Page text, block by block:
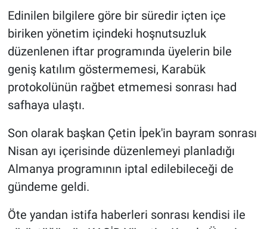
Edinilen bilgilere göre bir süredir içten içe
biriken yönetim içindeki hoşnutsuzluk
düzenlenen iftar programında üyelerin bile
geniş katılım göstermemesi, Karabük
protokolünün rağbet etmemesi sonrası had
safhaya ulaştı.
Son olarak başkan Çetin İpek'in bayram sonrası
Nisan ayı içerisinde düzenlemeyi planladığı
Almanya programının iptal edilebileceği de
gündeme geldi.
Öte yandan istifa haberleri sonrası kendisi ile